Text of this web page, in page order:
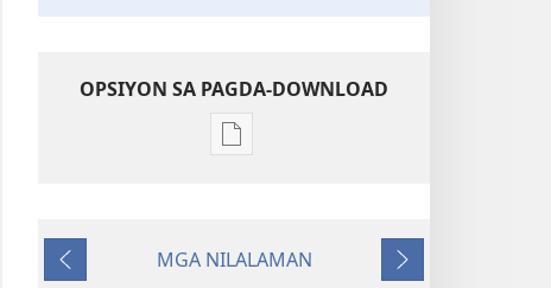
OPSIYON SA PAGDA-DOWNLOAD
Opsiyon
ng
Nauna
MGA NILALAMAN
Susunod